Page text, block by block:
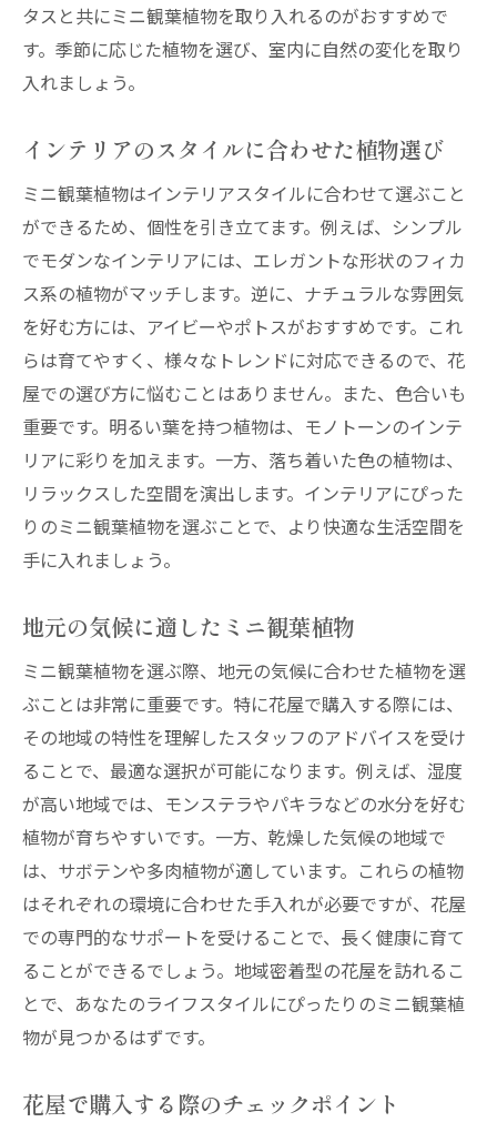
タスと共にミニ観葉植物を取り入れるのがおすすめで
す。季節に応じた植物を選び、室内に自然の変化を取り
入れましょう。
インテリアのスタイルに合わせた植物選び
ミニ観葉植物はインテリアスタイルに合わせて選ぶこと
ができるため、個性を引き立てます。例えば、シンプル
でモダンなインテリアには、エレガントな形状のフィカ
ス系の植物がマッチします。逆に、ナチュラルな雰囲気
を好む方には、アイビーやポトスがおすすめです。これ
らは育てやすく、様々なトレンドに対応できるので、花
屋での選び方に悩むことはありません。また、色合いも
重要です。明るい葉を持つ植物は、モノトーンのインテ
リアに彩りを加えます。一方、落ち着いた色の植物は、
リラックスした空間を演出します。インテリアにぴった
りのミニ観葉植物を選ぶことで、より快適な生活空間を
手に入れましょう。
地元の気候に適したミニ観葉植物
ミニ観葉植物を選ぶ際、地元の気候に合わせた植物を選
ぶことは非常に重要です。特に花屋で購入する際には、
その地域の特性を理解したスタッフのアドバイスを受け
ることで、最適な選択が可能になります。例えば、湿度
が高い地域では、モンステラやパキラなどの水分を好む
植物が育ちやすいです。一方、乾燥した気候の地域で
は、サボテンや多肉植物が適しています。これらの植物
はそれぞれの環境に合わせた手入れが必要ですが、花屋
での専門的なサポートを受けることで、長く健康に育て
ることができるでしょう。地域密着型の花屋を訪れるこ
とで、あなたのライフスタイルにぴったりのミニ観葉植
物が見つかるはずです。
花屋で購入する際のチェックポイント